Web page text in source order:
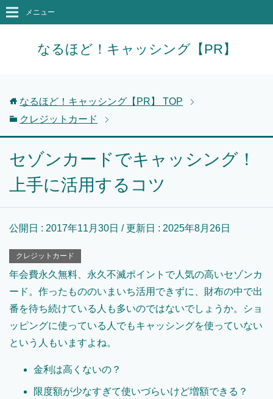
なるほど！キャッシング【PR】
メニュー
なるほど！キャッシング【PR】
TOP
クレジットカード
セゾンカードでキャッシング！
上手に活用するコツ
公開日 : 2017年11月30日 / 更新日 : 2025年8月26日
クレジットカード
年会費永久無料、永久不滅ポイントで人気の高いセゾンカ
ード。作ったもののいまいち活用できずに、財布の中で出
番を待ち続けている人も多いのではないでしょうか。ショ
ッピングに使っている人でもキャッシングを使っていない
という人もいますよね。
金利は高くないの？
限度額が少なすぎて使いづらいけど増額できる？